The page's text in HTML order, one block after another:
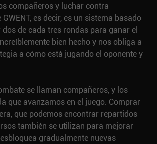
compañeros y luchar contra
es decir, es un sistema basado
de cada tres rondas para ganar el
bien hecho y nos obliga a
a cómo está jugando el oponente y
se llaman compañeros, y los
que avanzamos en el juego. Comprar
que podemos encontrar repartidos
también se utilizan para mejorar
gradualmente nuevas